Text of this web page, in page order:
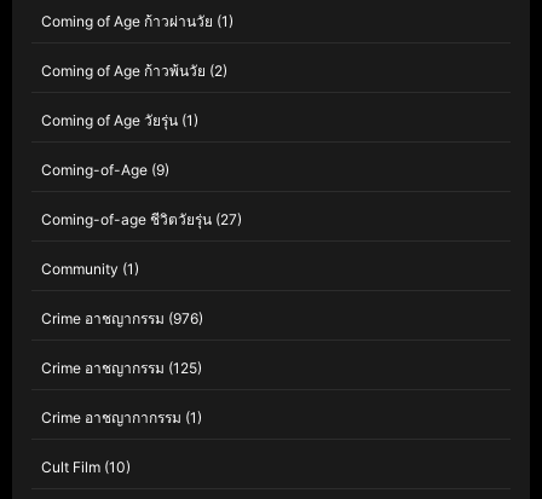
Coming of Age ก้าวผ่านวัย (1)
Coming of Age ก้าวพ้นวัย (2)
Coming of Age วัยรุ่น (1)
Coming-of-Age (9)
Coming-of-age ชีวิตวัยรุ่น (27)
Community (1)
Crime อาชญากรรม (976)
Crime อาชญากรรม (125)
Crime อาชญากากรรม (1)
Cult Film (10)